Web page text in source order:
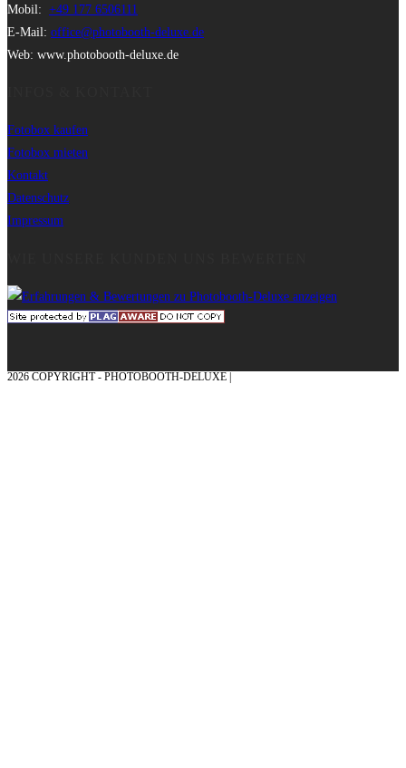
Mobil: +49 177 6506111
E-Mail: office@photobooth-deluxe.de
Web: www.photobooth-deluxe.de
Fotobox kaufen
Fotobox mieten
Kontakt
Datenschutz
Impressum
2026 COPYRIGHT - PHOTOBOOTH-DELUXE |